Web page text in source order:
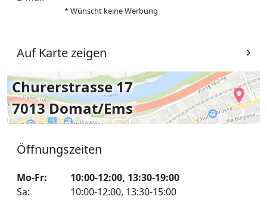
* Wünscht keine Werbung
Auf Karte zeigen
Churerstrasse 17
7013 Domat/Ems
Öffnungszeiten
Mo-Fr: 10:00-12:00, 13:30-19:00
Sa: 10:00-12:00, 13:30-15:00